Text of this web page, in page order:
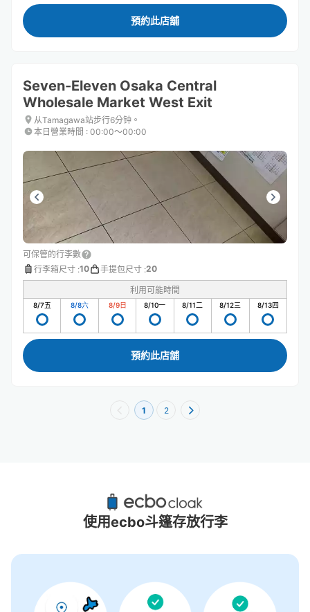
預約此店舖
Seven-Eleven Osaka Central
Wholesale Market West Exit
从Tamagawa站步行6分钟。
本日營業時間 : 00:00〜00:00
可保管的行李數
行李箱尺寸 :10 手提包尺寸 :20
利用可能時間
8/7五 8/8六 8/9日 8/10一 8/11二 8/12三 8/13四
預約此店舖
1 2
日本環球影城 | USJ附近推薦的寄物櫃
8個投幣式置物櫃
使用ecbo斗篷存放行李